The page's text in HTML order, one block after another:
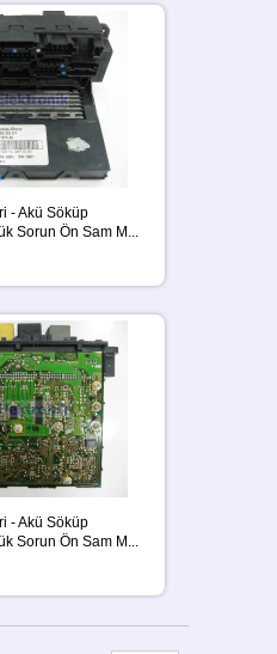
- Akü Söküp
Sorun Ön Sam M...
- Akü Söküp
Sorun Ön Sam M...